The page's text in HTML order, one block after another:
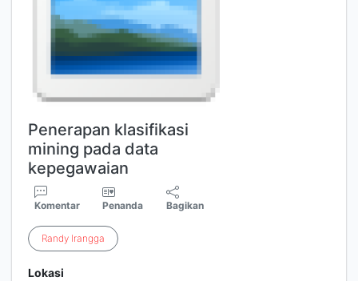
Penerapan klasifikasi
mining pada data
kepegawaian
Komentar Penanda Bagikan
Randy Irangga
Lokasi